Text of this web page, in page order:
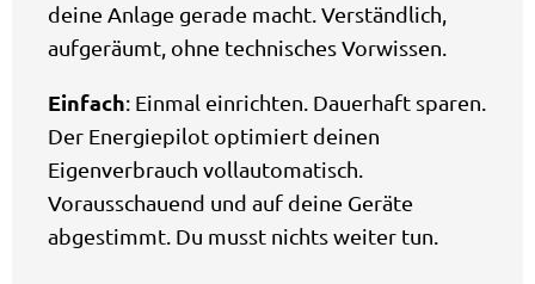
deine Anlage gerade macht. Verständlich,
aufgeräumt, ohne technisches Vorwissen.
Einfach: Einmal einrichten. Dauerhaft sparen.
Der Energiepilot optimiert deinen
Eigenverbrauch vollautomatisch.
Vorausschauend und auf deine Geräte
abgestimmt. Du musst nichts weiter tun.